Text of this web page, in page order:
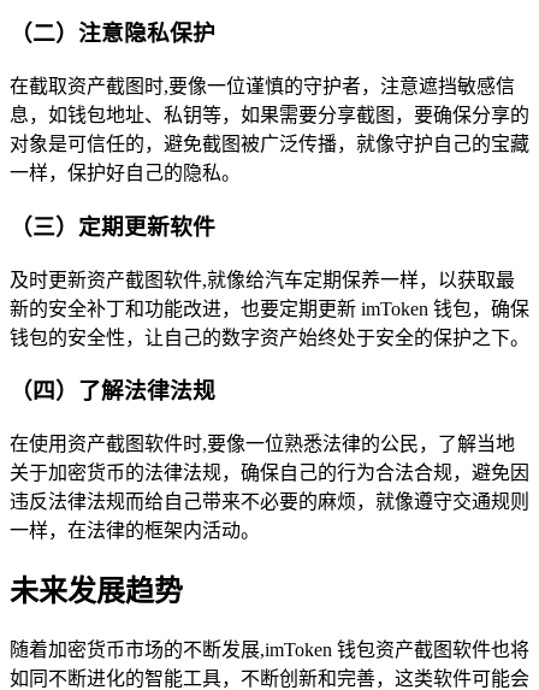
（二）注意隐私保护
在截取资产截图时,要像一位谨慎的守护者，注意遮挡敏感信
息，如钱包地址、私钥等，如果需要分享截图，要确保分享的
对象是可信任的，避免截图被广泛传播，就像守护自己的宝藏
一样，保护好自己的隐私。
（三）定期更新软件
及时更新资产截图软件,就像给汽车定期保养一样，以获取最
新的安全补丁和功能改进，也要定期更新 imToken 钱包，确保
钱包的安全性，让自己的数字资产始终处于安全的保护之下。
（四）了解法律法规
在使用资产截图软件时,要像一位熟悉法律的公民，了解当地
关于加密货币的法律法规，确保自己的行为合法合规，避免因
违反法律法规而给自己带来不必要的麻烦，就像遵守交通规则
一样，在法律的框架内活动。
未来发展趋势
随着加密货币市场的不断发展,imToken 钱包资产截图软件也将
如同不断进化的智能工具，不断创新和完善，这类软件可能会